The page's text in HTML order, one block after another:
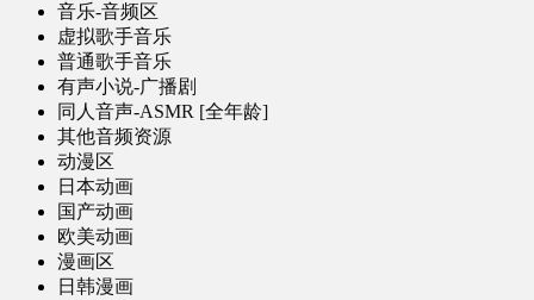
音乐-音频区
虚拟歌手音乐
普通歌手音乐
有声小说-广播剧
同人音声-ASMR [全年龄]
其他音频资源
动漫区
日本动画
国产动画
欧美动画
漫画区
日韩漫画